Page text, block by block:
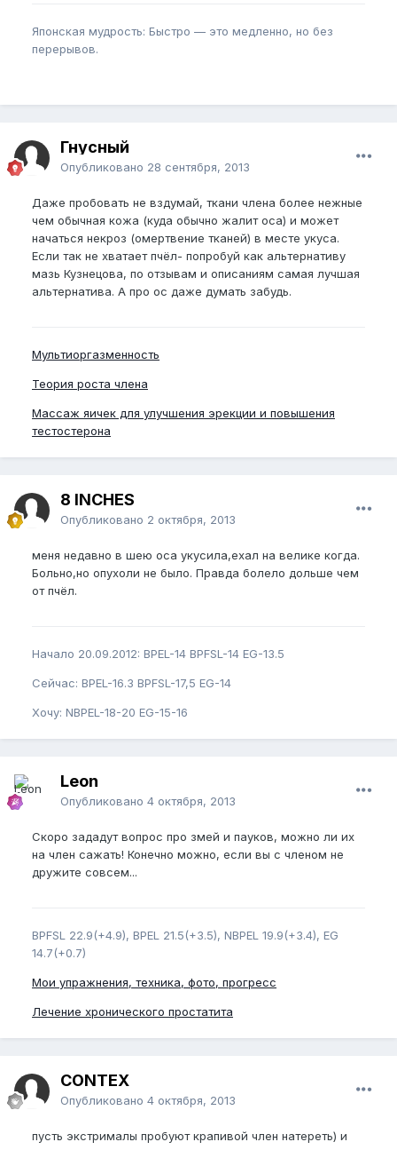
Японская мудрость: Быстро — это медленно, но без
перерывов.
Гнусный
Опубликовано 28 сентября, 2013
Даже пробовать не вздумай, ткани члена более нежные
чем обычная кожа (куда обычно жалит оса) и может
начаться некроз (омертвение тканей) в месте укуса.
Если так не хватает пчёл- попробуй как альтернативу
мазь Кузнецова, по отзывам и описаниям самая лучшая
альтернатива. А про ос даже думать забудь.
Мультиоргазменность
Теория роста члена
Массаж яичек для улучшения эрекции и повышения
тестостерона
8 INCHES
Опубликовано 2 октября, 2013
меня недавно в шею оса укусила,ехал на велике когда.
Больно,но опухоли не было. Правда болело дольше чем
от пчёл.
Начало 20.09.2012: BPEL-14 BPFSL-14 EG-13.5
Сейчас: BPEL-16.3 BPFSL-17,5 EG-14
Хочу: NBPEL-18-20 EG-15-16
Leon
Опубликовано 4 октября, 2013
Скоро зададут вопрос про змей и пауков, можно ли их
на член сажать! Конечно можно, если вы с членом не
дружите совсем...
BPFSL 22.9(+4.9), BPEL 21.5(+3.5), NBPEL 19.9(+3.4), EG
14.7(+0.7)
Мои упражнения, техника, фото, прогресс
Лечение хронического простатита
CONTEX
Опубликовано 4 октября, 2013
пусть экстрималы пробуют крапивой член натереть) и